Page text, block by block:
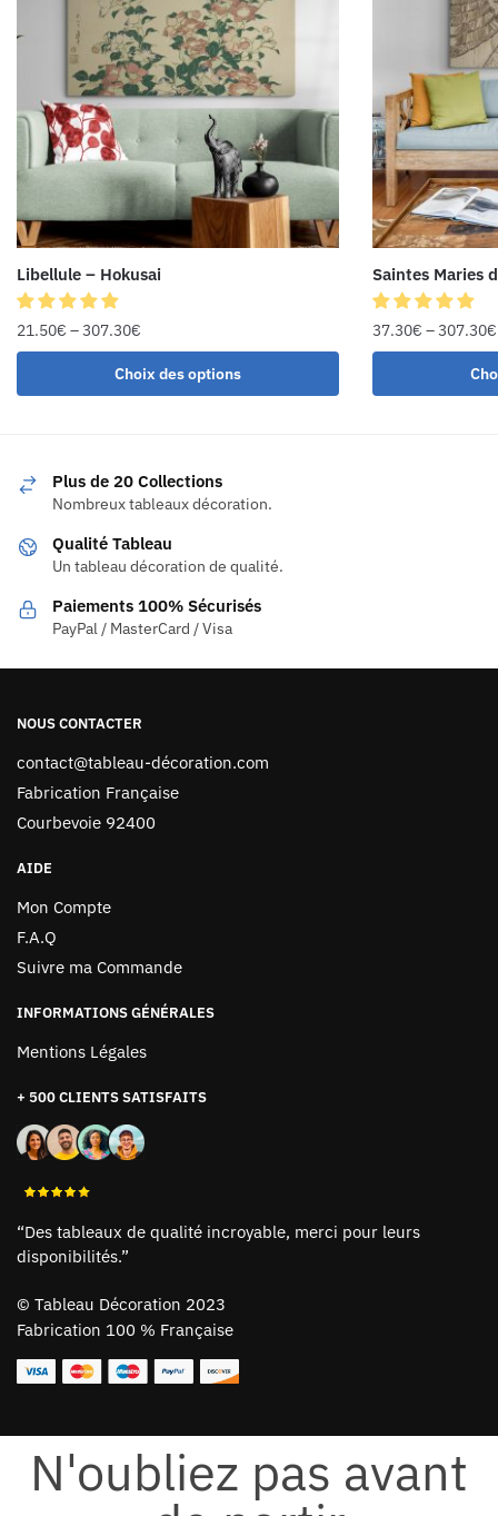
Libellule – Hokusai
21.50€ –307.30€
Choix des options
Saintes Maries
37.30€ –307.30€
Plus de 20 Collections
Nombreux tableaux décoration.
Qualité Tableau
Un tableau décoration de qualité.
Paiements 100% Sécurisés
PayPal / MasterCard / Visa
NOUS CONTACTER
contact@tableau-décoration.com
Fabrication Française
Courbevoie 92400
AIDE
Mon Compte
F.A.Q
Suivre ma Commande
INFORMATIONS GÉNÉRALES
Mentions Légales
+ 500 CLIENTS SATISFAITS
“Des tableaux de qualité incroyable, merci pour leurs
disponibilités.”
© Tableau Décoration 2023
Fabrication 100 % Française
N'oubliez pas avant